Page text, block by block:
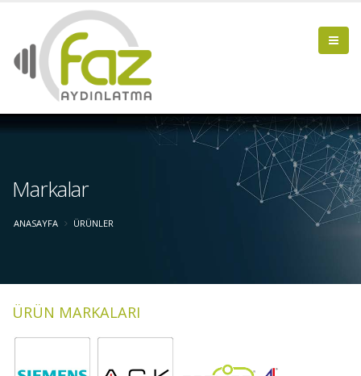
Markalar
ANASAYFA ÜRÜNLER
ÜRÜN MARKALARI